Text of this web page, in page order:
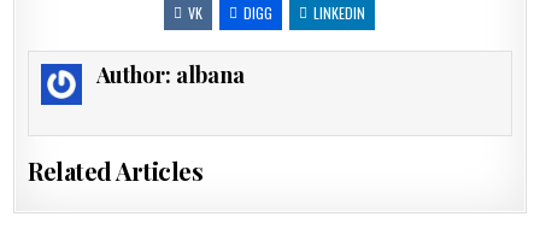
VK
DIGG LINKEDIN
Author: albana
Related Articles